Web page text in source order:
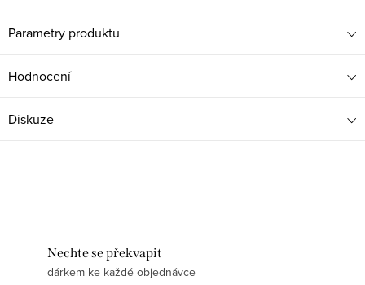
Parametry produktu
Hodnocení
Diskuze
Nechte se překvapit
dárkem ke každé objednávce